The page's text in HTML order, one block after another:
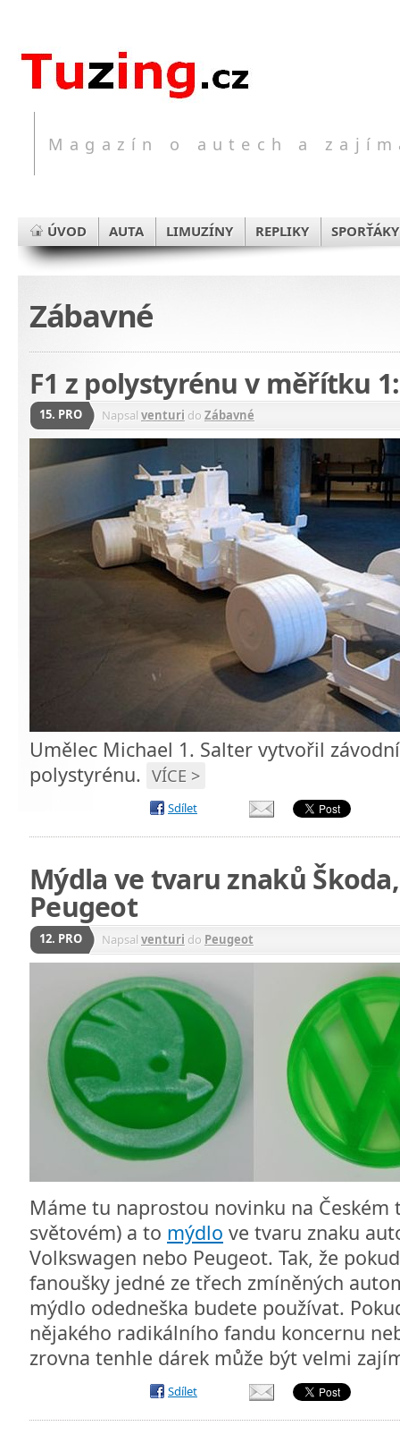
Magazín o autech a
ÚVOD AUTA LIMUZÍNY REPLIKY SPORŤÁKY
Zábavné
F1 z polystyrénu v měřítku
15. PRO Napsal venturi do Zábavné
Umělec Michael 1. Salter vytvořil
polystyrénu. VÍCE >
Sdílet
Mýdla ve tvaru znaků
Peugeot
12. PRO Napsal venturi do Peugeot
Máme tu naprostou novinku na Českém
světovém) a to mýdlo ve tvaru znaku
Volkswagen nebo Peugeot. Tak, že
fanoušky jedné ze třech zmíněných
mýdlo odedneška budete používat.
nějakého radikálního fandu koncernu
zrovna tenhle dárek může být velmi
Sdílet